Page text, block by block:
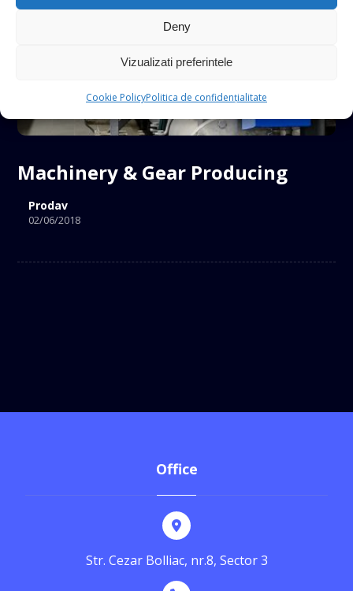
Deny
Vizualizati preferintele
Cookie PolicyPolitica de confidențialitate
Machinery & Gear Producing
Prodav
02/06/2018
Office
Str. Cezar Bolliac, nr.8, Sector 3